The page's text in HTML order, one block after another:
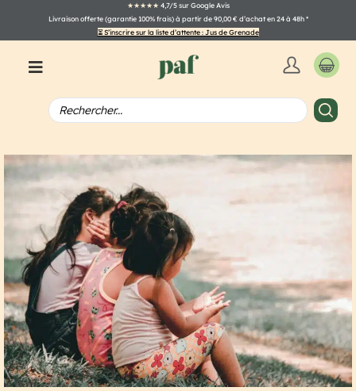
★★★★★ 4,7/5 sur Google Avis
Livraison offerte (garantie 100% frais) à partir de 90,00 € d’achat en 24 à 48h*
⏳ S’inscrire sur la liste d’attente : Jus de Grenade